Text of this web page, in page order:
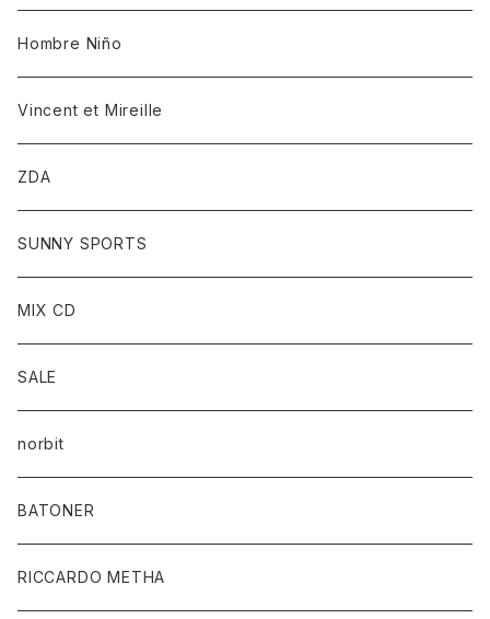
Hombre Niño
Vincent et Mireille
ZDA
SUNNY SPORTS
MIX CD
SALE
norbit
BATONER
RICCARDO METHA